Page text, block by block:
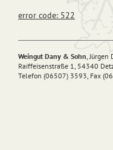
error code: 522
Weingut Dany & Sohn, Jürgen
Raiffeisenstraße 1, 54340
Telefon (06507) 3593, Fax